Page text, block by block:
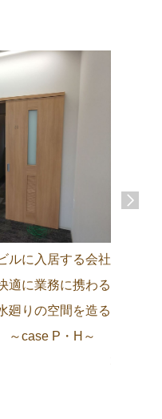
ルに入居する会社
適に業務に携わる
廻りの空間を造る
～case P・H～